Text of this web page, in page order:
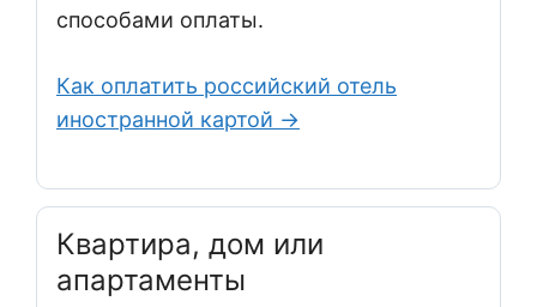
способами оплаты.
Как оплатить российский отель
иностранной картой →
Квартира, дом или
апартаменты